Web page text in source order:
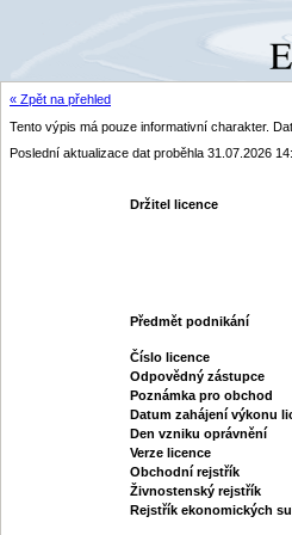
« Zpět na přehled
Tento výpis má pouze informativní charakter.
Poslední aktualizace dat proběhla 31.07.2026
Držitel licence
Předmět podnikání
Číslo licence
Odpovědný zástupce
Poznámka pro obchod
Datum zahájení výkonu
Den vzniku oprávnění
Verze licence
Obchodní rejstřík
Živnostenský rejstřík
Rejstřík ekonomických